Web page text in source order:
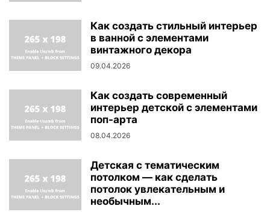
Как создать стильный интерьер
в ванной с элементами
винтажного декора
09.04.2026
Как создать современный
интерьер детской с элементами
поп-арта
08.04.2026
Детская с тематическим
потолком — как сделать
потолок увлекательным и
необычным...